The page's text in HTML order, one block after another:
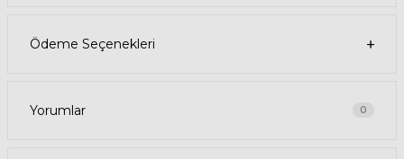
gözlüğü, %100 UV koruması sunar. Bu sayede, gözlerinizi güneşin
zararlı ışınlarından korur ve göz sağlığınızı korur. Yeşil cam rengi,
Gözlüğü
Ödeme Seçenekleri
Yorumlar 0